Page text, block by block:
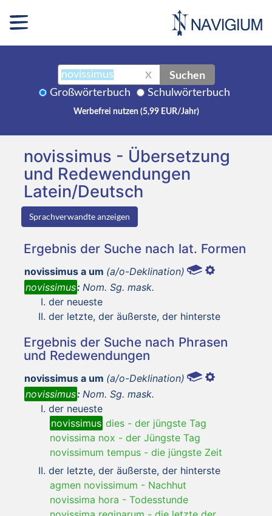
X Suchen
Großwörterbuch Schulwörterbuch
Werbefrei nutzen (5,99 EUR/Jahr)
novissimus - Übersetzung
und Redewendungen
Latein/Deutsch
Sprachverwandte anzeigen
Ergebnis der Suche nach lat. Formen
novissimus a um (a/o-Deklination)
novissimus: Nom. Sg. mask.
der neueste
der letzte, der äußerste, der hinterste
Ergebnis der Suche nach Phrasen
und Redewendungen
novissimus a um (a/o-Deklination)
novissimus: Nom. Sg. mask.
der neueste
novissimus dies - der jüngste Tag
novissima nox - der Jüngste Tag
novissimum tempus - die jüngste Zeit
der letzte, der äußerste, der hinterste
agmen novissimum - Nachhut
novissima hora - Todesstunde